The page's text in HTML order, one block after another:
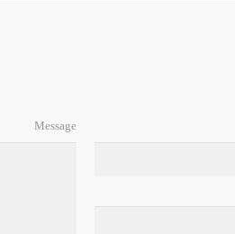
Message